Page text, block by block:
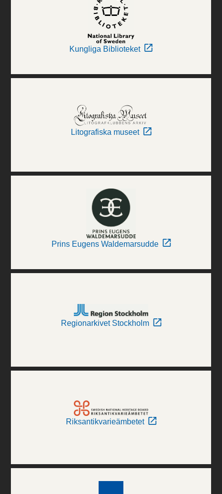
Kungliga Biblioteket
Litografiska museet
Prins Eugens Waldemarsudde
Regionarkivet Stockholm
Riksantikvarieämbetet